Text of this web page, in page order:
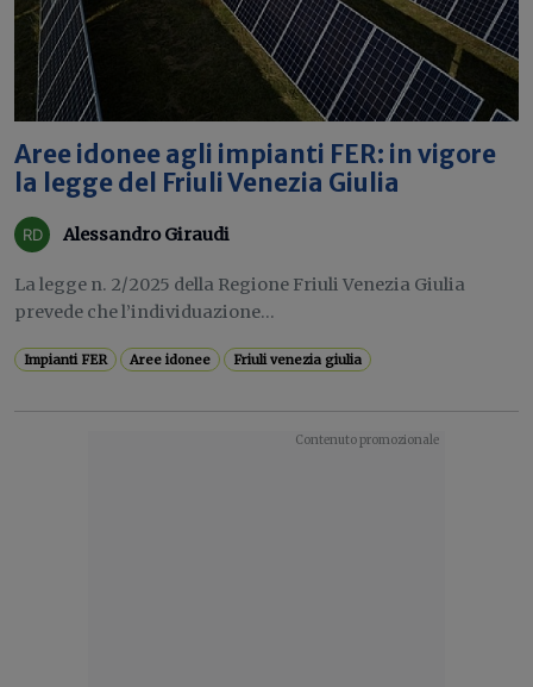
Aree idonee agli impianti FER: in vigore
la legge del Friuli Venezia Giulia
Alessandro Giraudi
La legge n. 2/2025 della Regione Friuli Venezia Giulia
prevede che l’individuazione...
Impianti FER Aree idonee Friuli venezia giulia